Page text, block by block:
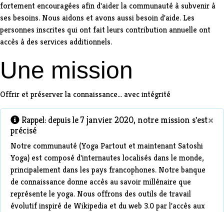
fortement encouragées afin d'aider la communauté à subvenir à
ses besoins. Nous aidons et avons aussi besoin d'aide. Les
personnes inscrites qui ont fait leurs contribution annuelle ont
accès à des services additionnels.
Une mission
Offrir et préserver la connaissance... avec intégrité
×
Rappel: depuis le 7 janvier 2020, notre mission s'est
précisé
Notre communauté (Yoga Partout et maintenant Satoshi
Yoga) est composé d'internautes localisés dans le monde,
principalement dans les pays francophones. Notre banque
de connaissance donne accès au savoir millénaire que
représente le yoga. Nous offrons des outils de travail
évolutif inspiré de Wikipedia et du web 3.0 par l'accès aux